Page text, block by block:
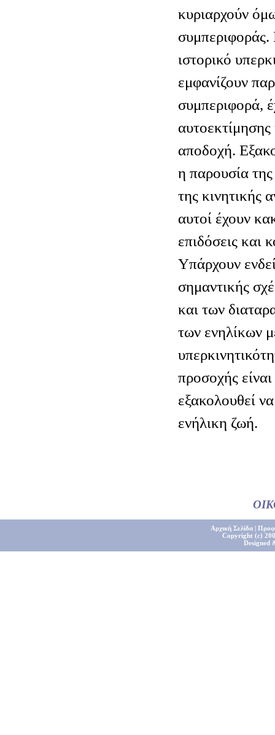
κυριαρχούν
ιστορικό
εμφανίζουν
συμπεριφορά,
αποδοχή.
η παρουσία
της κινητικής
αυτοί έχουν
επιδόσεις και
Υπάρχουν
σημαντικής
και των
των ενηλίκων
προσοχής
εξακολουθεί
ενήλικη ζωή.
Αρχική Σελίδα|
Copyright (c)
Designed